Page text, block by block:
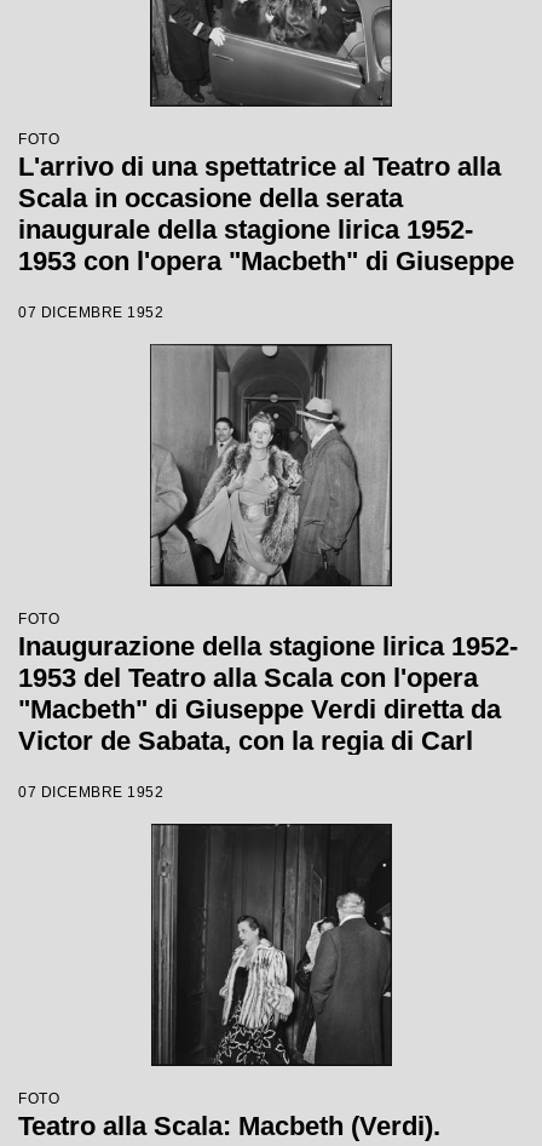
FOTO
L'arrivo di una spettatrice al Teatro alla
Scala in occasione della serata
inaugurale della stagione lirica 1952-
1953 con l'opera "Macbeth" di Giuseppe
regia di Carl Ebert
07 DICEMBRE 1952
FOTO
Inaugurazione della stagione lirica 1952-
1953 del Teatro alla Scala con l'opera
"Macbeth" di Giuseppe Verdi diretta da
Victor de Sabata, con la regia di Carl
07 DICEMBRE 1952
FOTO
Teatro alla Scala: Macbeth (Verdi).